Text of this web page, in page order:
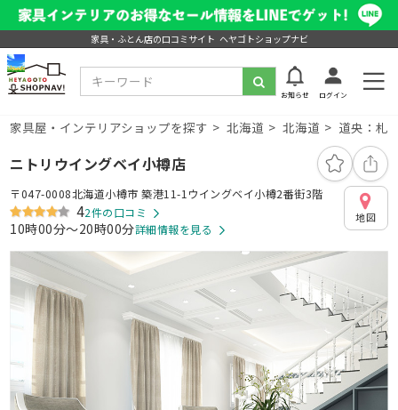
家具・ふとん店の口コミサイト ヘヤゴトショップナビ
お知らせ ログイン
家具屋・インテリアショップを探す 北海道 北海道 道央：札
ニトリウイングベイ小樽店
〒047-0008北海道小樽市 築港11-1ウイングベイ小樽2番街3階
42件の口コミ
10時00分～20時00分詳細情報を見る
地図